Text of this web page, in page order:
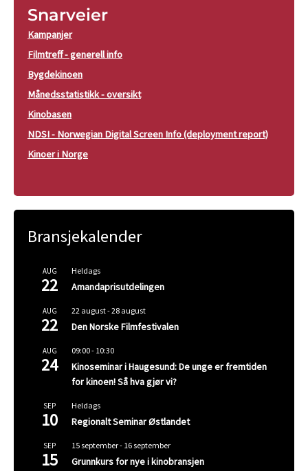
Snarveier
Kampanjer
Filmtreff - generell info
Bygdekinoen
Månedsstatistikk - oversikt
Kinobasen
NDSI - Norwegian Digital Screen Info (deployment report)
Kinoer i Norge
Bransjekalender
AUG
22
Heldags
Amandaprisutdelingen
AUG
22
22 august-28 august
Den Norske Filmfestivalen
AUG
24
09:00- 10:30
Kinoseminar i Haugesund: De unge er fremtiden
for kinoen! Så hva gjør vi?
SEP
10
Heldags
Regionalt Seminar Østlandet
SEP
15
15 september- 16 september
Grunnkurs for nye i kinobransjen